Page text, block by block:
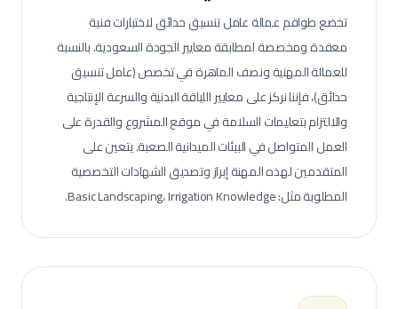
تخضع طواقم عمالةعامل تنسيق حدائقلاختبارات فنية
معقدة ومخصصة لمطابقة معايير الجودة السعودية.بالنسبة
للعمالة المهنية ونصف الماهرة في تخصص (عامل تنسيق
حدائق)، فإننا نركز على معايير اللياقة البدنية والسرعة الإنتاجية
والالتزام بتعليمات السلامة في موقع المشروع والقدرة على
العمل المتواصل في البيئات الميدانية الصعبة.يتعين على
المتقدمين لهذه المهنة إبراز وتصديق الشهادات التخصصية
المطلوبة مثل: Basic Landscaping، Irrigation Knowledge.